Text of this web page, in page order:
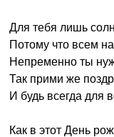
Для тебя лишь
Потому что всем
Непременно ты
Так прими же
И будь всегда для
Как в этот День